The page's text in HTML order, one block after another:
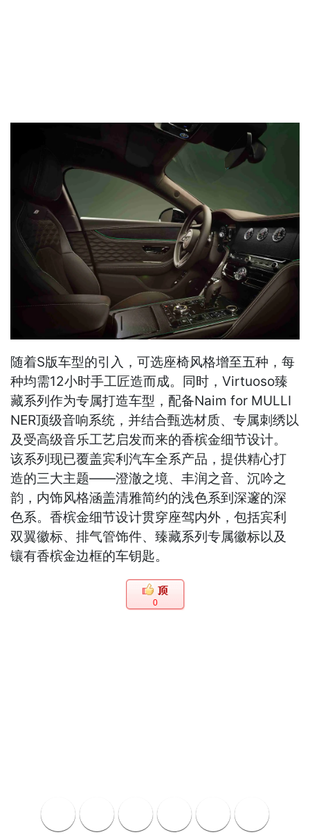
随着S版车型的引入，可选座椅风格增至五种，每
种均需12小时手工匠造而成。同时，Virtuoso臻
藏系列作为专属打造车型，配备Naim for MULLI
NER顶级音响系统，并结合甄选材质、专属刺绣以
及受高级音乐工艺启发而来的香槟金细节设计。
该系列现已覆盖宾利汽车全系产品，提供精心打
造的三大主题——澄澈之境、丰润之音、沉吟之
韵，内饰风格涵盖清雅简约的浅色系到深邃的深
色系。香槟金细节设计贯穿座驾内外，包括宾利
双翼徽标、排气管饰件、臻藏系列专属徽标以及
镶有香槟金边框的车钥匙。
0